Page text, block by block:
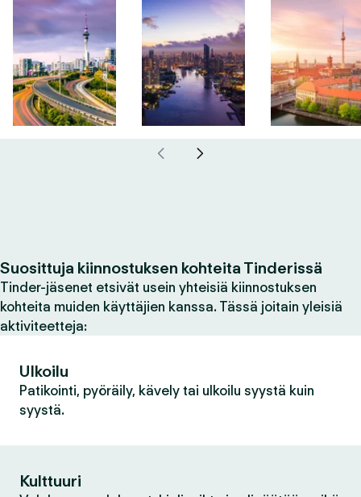
Suosittuja kiinnostuksen kohteita Tinderissä
Tinder-jäsenet etsivät usein yhteisiä kiinnostuksen
kohteita muiden käyttäjien kanssa. Tässä joitain yleisiä
aktiviteetteja:
Ulkoilu
Patikointi, pyöräily, kävely tai ulkoilu syystä kuin
syystä.
Kulttuuri